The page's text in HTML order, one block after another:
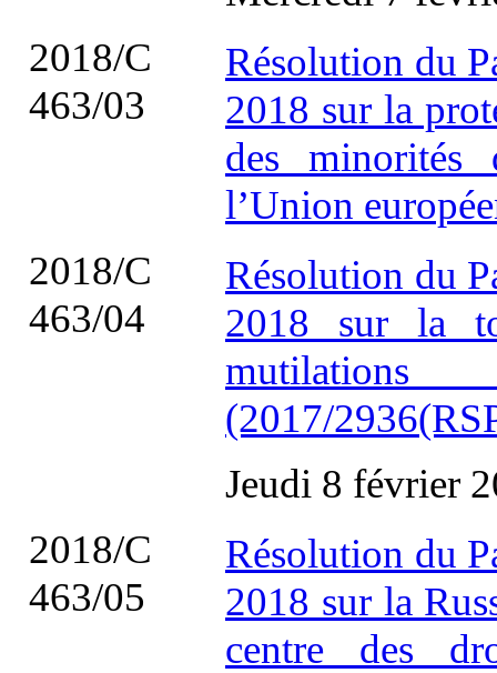
2018/C
463/03
Résolution du
2018 sur la
des minorités
l’Union
2018/C
463/04
Résolution du
2018 sur la
(2017/
Jeudi 8 février
2018/C
463/05
Résolution du
2018 sur la
centre des